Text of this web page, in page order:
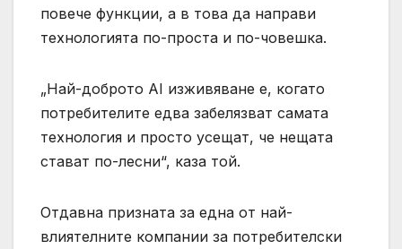
повече функции, а в това да направи
технологията по-проста и по-човешка.
„Най-доброто AI изживяване е, когато
потребителите едва забелязват самата
технология и просто усещат, че нещата
стават по-лесни“, каза той.
Отдавна призната за една от най-
влиятелните компании за потребителски